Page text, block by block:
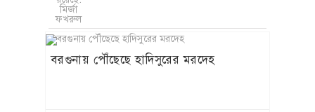
বরগুনায় পৌঁছেছে হাদিসুরের মরদেহ